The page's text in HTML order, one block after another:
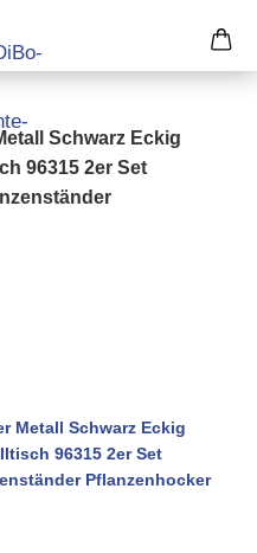
Schwarz Eckig
96315 2er Set